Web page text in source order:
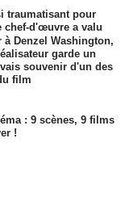
traumatisant pour
chef-d'œuvre a valu
à Denzel Washington,
garde un
souvenir d'un des
film
: 9 scènes, 9 films
!